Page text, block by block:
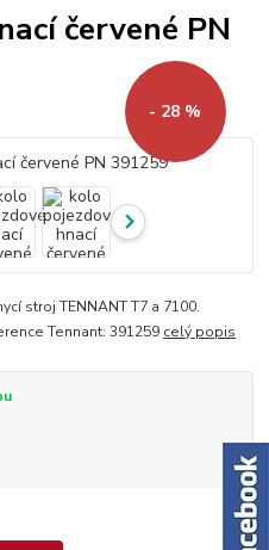
červené PN
- 28 %
stroj TENNANT T7 a 7100.
Tennant: 391259 celý popis